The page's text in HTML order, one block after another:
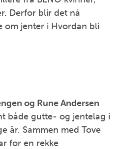
Derfor blir det nå
om jenter i Hvordan bli
og Rune Andersen
både gutte- og jentelag i
år. Sammen med Tove
for en rekke